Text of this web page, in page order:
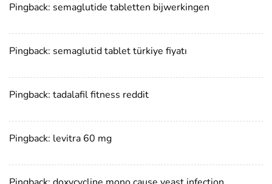
Pingback: semaglutide tabletten bijwerkingen
Pingback: semaglutid tablet türkiye fiyatı
Pingback: tadalafil fitness reddit
Pingback: levitra 60 mg